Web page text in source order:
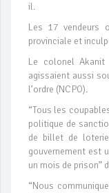
il.
Les 17 vendeurs
provinciale et
Le colonel Akanit
agissaient aussi
l’ordre (NCPO).
“Tous les
politique de
de billet de
gouvernement est
un mois de prison”
“Nous